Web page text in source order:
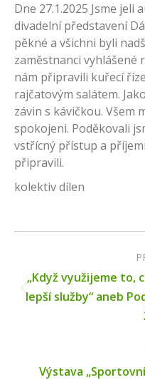
Dne 27.1.2025 Jsme jeli
divadelní představení
pěkné a všichni byli
zaměstnanci vyhlášené
nám připravili kuřecí
rajčatovým salátem.
závin s kávičkou. Všem
spokojeni. Poděkovali
vstřícný přístup a
připravili.
kolektiv dílen
„Když využijeme to,
lepší služby“ aneb
Výstava